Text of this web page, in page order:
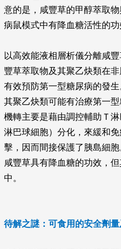
意的是，咸豐草的甲醇萃取
病鼠模式中有降血糖活性的功
以高效能液相層析儀分離咸
豐草萃取物及其聚乙炔類在
有效預防第一型糖尿病的發
其聚乙炔類可能有治療第一
機轉主要是藉由調控輔助Ｔ
淋巴球細胞）分化，來緩和
擊，因而間接保護了胰島細
咸豐草具有降血糖的功效，
中。
待解之謎：可食用的安全劑量